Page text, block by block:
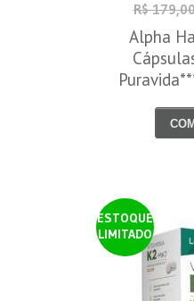
R$
Alpha
ESTOQUE
LIMITADO